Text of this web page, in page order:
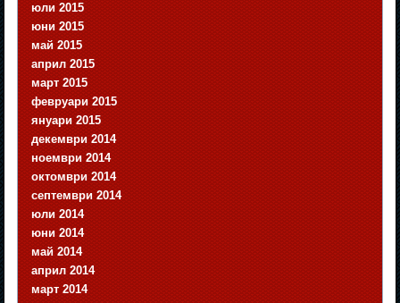
юли 2015
юни 2015
май 2015
април 2015
март 2015
февруари 2015
януари 2015
декември 2014
ноември 2014
октомври 2014
септември 2014
юли 2014
юни 2014
май 2014
април 2014
март 2014